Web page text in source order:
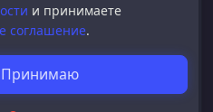
и принимаете
соглашение.
Принимаю